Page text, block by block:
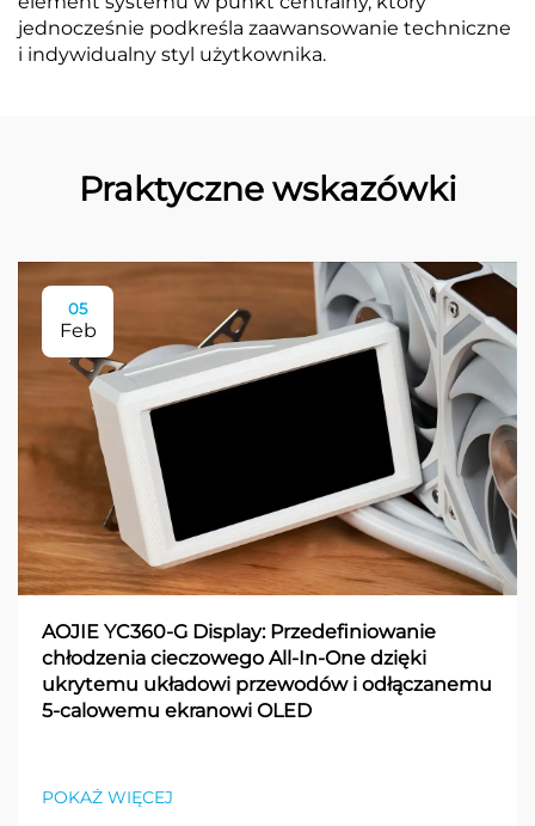
jednocześnie podkreśla zaawansowanie techniczne
i indywidualny styl użytkownika.
Praktyczne wskazówki
05
Feb
AOJIE YC360-G Display: Przedefiniowanie
chłodzenia cieczowego All-In-One dzięki
ukrytemu układowi przewodów i odłączanemu
5-calowemu ekranowi OLED
POKAŻ WIĘCEJ